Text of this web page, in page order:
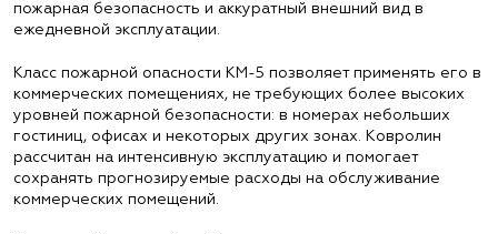
пожарная безопасность и аккуратный внешний вид в
ежедневной эксплуатации.
Класс пожарной опасности КМ-5 позволяет применять его в
коммерческих помещениях, не требующих более высоких
уровней пожарной безопасности: в номерах небольших
гостиниц, офисах и некоторых других зонах. Ковролин
рассчитан на интенсивную эксплуатацию и помогает
сохранять прогнозируемые расходы на обслуживание
коммерческих помещений.